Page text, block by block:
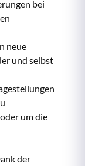
bei
neue
und selbst
um die
der